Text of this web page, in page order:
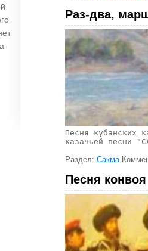
Раз-два,
Песня кубанских
казачьей песни
Раздел: Сакма
Песня конвоя